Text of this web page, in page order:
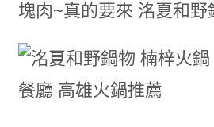
塊肉~真的要來 洺夏和野